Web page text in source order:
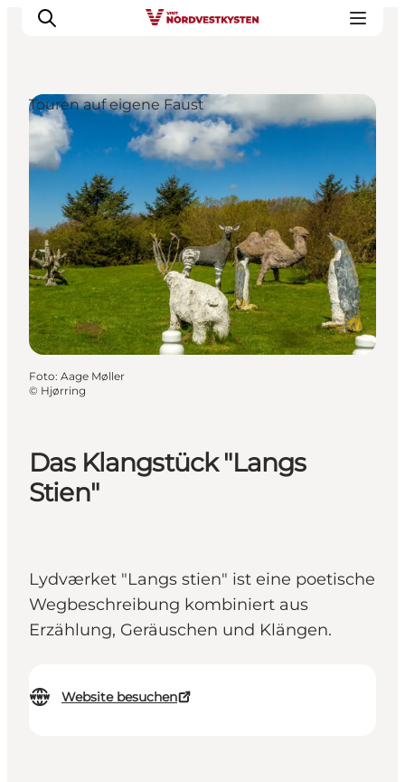
Urlaubsorte
Inspiration
Events
Unterkunft
Mach deine Urlaubsplanung
Das Klangstück "Langs
Stien"
Lydværket "Langs stien" ist eine poetische
Wegbeschreibung kombiniert aus
Erzählung, Geräuschen und Klängen.
Website besuchen
Touren auf eigene Faust
Foto: Aage Møller
© Hjørring